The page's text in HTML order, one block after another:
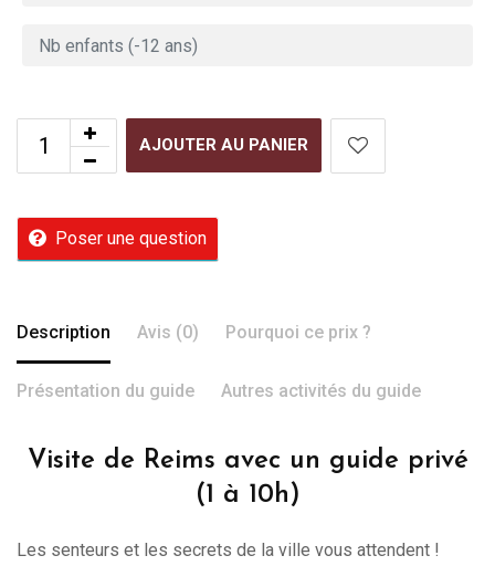
AJOUTER AU PANIER
Poser une question
Description Avis (0) Pourquoi ce prix ?
Présentation du guide Autres activités du guide
Visite de Reims avec un guide privé
(1 à 10h)
Les senteurs et les secrets de la ville vous attendent !